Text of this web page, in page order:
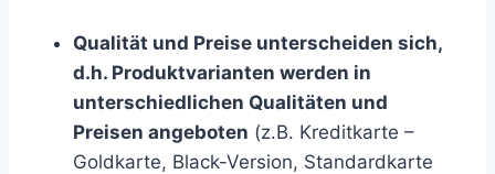
Qualität und Preise unterscheiden sich,
d.h. Produktvarianten werden in
unterschiedlichen Qualitäten und
Preisen angeboten (z.B. Kreditkarte –
Goldkarte, Black-Version, Standardkarte